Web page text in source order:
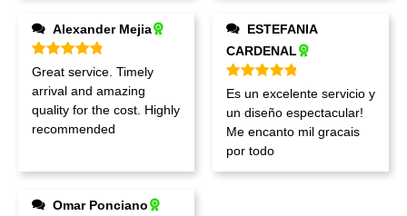
Alexander Mejia
Valorado en 5de 5
Great service. Timely
arrival and amazing
quality for the cost. Highly
recommended
CARDENAL
Valorado en 5
Es un excelente servicio y
un diseño espectacular!
Me encanto mil gracais
por todo
Omar Ponciano